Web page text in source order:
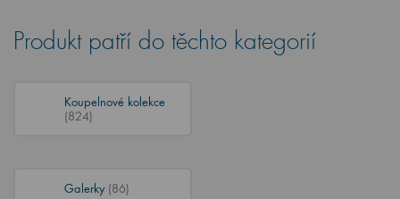
Produkt patří do těchto kategorií
Koupelnové kolekce
(824)
Galerky (86)